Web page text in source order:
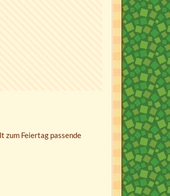
zum Feiertag passende